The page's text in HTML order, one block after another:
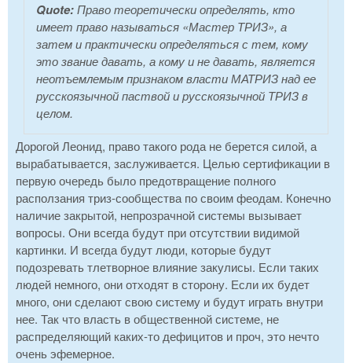
Quote:Право теоретически определять, кто
имеет право называться «Мастер ТРИЗ», а
затем и практически определяться с тем, кому
это звание давать, а кому и не давать, является
неотъемлемым признаком власти МАТРИЗ над ее
русскоязычной паствой и русскоязычной ТРИЗ в
целом.
Дорогой Леонид, право такого рода не берется силой, а
вырабатывается, заслуживается. Целью сертификации в
первую очередь было предотвращение полного
расползания триз-сообщества по своим феодам. Конечно
наличие закрытой, непрозрачной системы вызывает
вопросы. Они всегда будут при отсутствии видимой
картинки. И всегда будут люди, которые будут
подозревать тлетворное влияние закулисы. Если таких
людей немного, они отходят в сторону. Если их будет
много, они сделают свою систему и будут играть внутри
нее. Так что власть в общественной системе, не
распределяющий каких-то дефицитов и проч, это нечто
очень эфемерное.